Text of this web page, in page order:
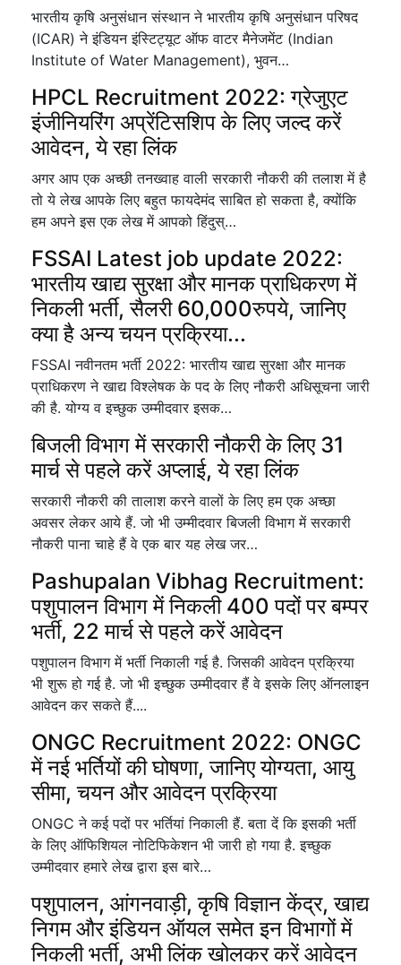
भारतीय कृषि अनुसंधान संस्थान ने भारतीय कृषि अनुसंधान परिषद
(ICAR) ने इंडियन इंस्टिट्यूट ऑफ वाटर मैनेजमेंट (Indian
Institute of Water Management), भुवन…
HPCL Recruitment 2022: ग्रेजुएट
इंजीनियरिंग अप्रेंटिसशिप के लिए जल्द करें
आवेदन, ये रहा लिंक
अगर आप एक अच्छी तनख्वाह वाली सरकारी नौकरी की तलाश में है
तो ये लेख आपके लिए बहुत फायदेमंद साबित हो सकता है, क्योंकि
हम अपने इस एक लेख में आपको हिंदुस्…
FSSAI Latest job update 2022:
भारतीय खाद्य सुरक्षा और मानक प्राधिकरण में
निकली भर्ती, सैलरी 60,000रुपये, जानिए
क्या है अन्य चयन प्रक्रिया...
FSSAI नवीनतम भर्ती 2022: भारतीय खाद्य सुरक्षा और मानक
प्राधिकरण ने खाद्य विश्लेषक के पद के लिए नौकरी अधिसूचना जारी
की है. योग्य व इच्छुक उम्मीदवार इसक…
बिजली विभाग में सरकारी नौकरी के लिए 31
मार्च से पहले करें अप्लाई, ये रहा लिंक
सरकारी नौकरी की तालाश करने वालों के लिए हम एक अच्छा
अवसर लेकर आये हैं. जो भी उम्मीदवार बिजली विभाग में सरकारी
नौकरी पाना चाहे हैं वे एक बार यह लेख जर…
Pashupalan Vibhag Recruitment:
पशुपालन विभाग में निकली 400 पदों पर बम्पर
भर्ती, 22 मार्च से पहले करें आवेदन
पशुपालन विभाग में भर्ती निकाली गई है. जिसकी आवेदन प्रक्रिया
भी शुरू हो गई है. जो भी इच्छुक उम्मीदवार हैं वे इसके लिए ऑनलाइन
आवेदन कर सकते हैं....
ONGC Recruitment 2022: ONGC
में नई भर्तियों की घोषणा, जानिए योग्यता, आयु
सीमा, चयन और आवेदन प्रक्रिया
ONGC ने कई पदों पर भर्तियां निकाली हैं. बता दें कि इसकी भर्ती
के लिए ऑफिशियल नोटिफिकेशन भी जारी हो गया है. इच्छुक
उम्मीदवार हमारे लेख द्वारा इस बारे…
पशुपालन, आंगनवाड़ी, कृषि विज्ञान केंद्र, खाद्य
निगम और इंडियन ऑयल समेत इन विभागों में
निकली भर्ती, अभी लिंक खोलकर करें आवेदन